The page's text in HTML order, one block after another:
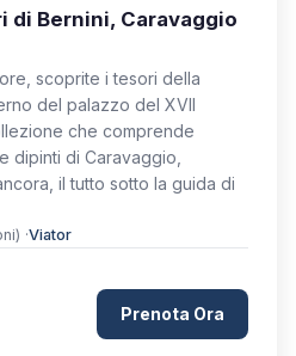
di Bernini, Caravaggio
scoprite i tesori della
del palazzo del XVII
che comprende
dipinti di Caravaggio,
il tutto sotto la guida di
·Viator
Prenota Ora